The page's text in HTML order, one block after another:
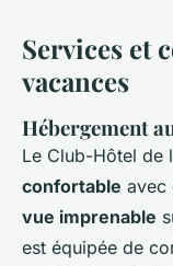
Services et
vacances
Hébergement
Le Club-Hôtel de
confortable avec
vue imprenable
est équipée de